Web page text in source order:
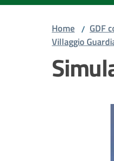
Home / GDF
Villaggio